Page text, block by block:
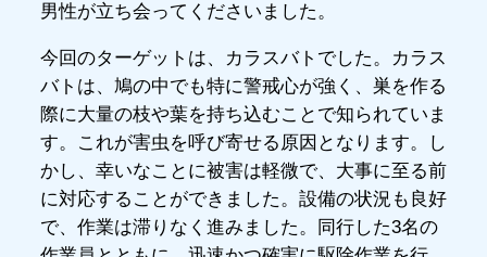
男性が立ち会ってくださいました。
今回のターゲットは、カラスバトでした。カラス
バトは、鳩の中でも特に警戒心が強く、巣を作る
際に大量の枝や葉を持ち込むことで知られていま
す。これが害虫を呼び寄せる原因となります。し
かし、幸いなことに被害は軽微で、大事に至る前
に対応することができました。設備の状況も良好
で、作業は滞りなく進みました。同行した3名の